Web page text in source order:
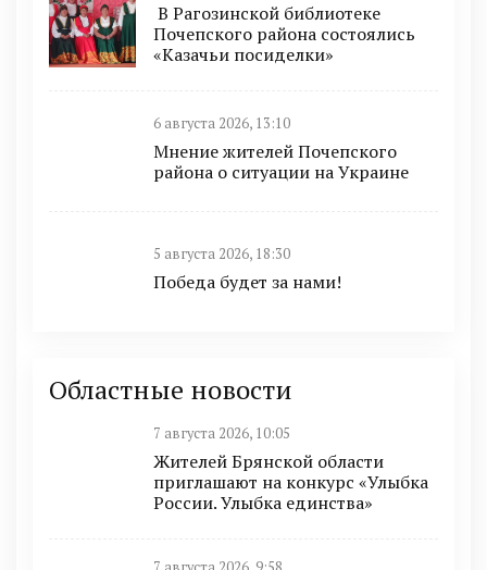
В Рагозинской библиотеке
Почепского района состоялись
«Казачьи посиделки»
6 августа 2026, 13:10
Мнение жителей Почепского
района о ситуации на Украине
5 августа 2026, 18:30
Победа будет за нами!
Областные новости
7 августа 2026, 10:05
Жителей Брянской области
приглашают на конкурс «Улыбка
России. Улыбка единства»